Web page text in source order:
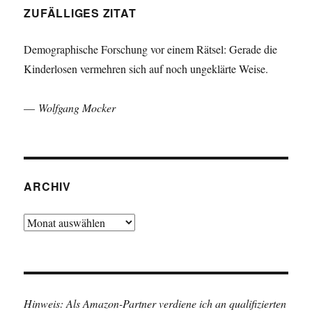
ZUFÄLLIGES ZITAT
Demographische Forschung vor einem Rätsel: Gerade die
Kinderlosen vermehren sich auf noch ungeklärte Weise.
— Wolfgang Mocker
ARCHIV
Archiv
Hinweis: Als Amazon-Partner verdiene ich an qualifizierten